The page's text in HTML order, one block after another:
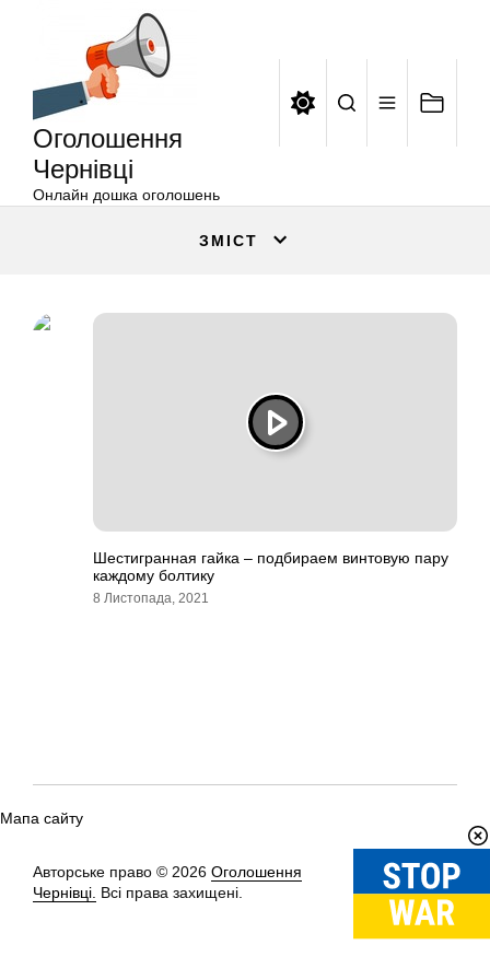
Оголошення
Чернівці
Онлайн дошка оголошень
ЗМІСТ
Шестигранная гайка – подбираем винтовую пару
каждому болтику
8 Листопада, 2021
Мапа сайту
Авторське право © 2026 Оголошення
Чернівці. Всі права захищені.
Вгору↑